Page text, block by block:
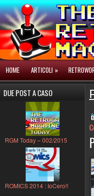
HOME ARTICOLI »
DUE POST A CASO
RGM Today – 002/2015
ROMICS 2014 : IoCero!!